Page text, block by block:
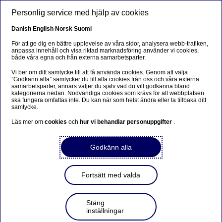
Sorry...
This page does not exist in your language. You will
be taken to a related page.
Stay on this page
Om oss
Dags för årets stora seglarmöte
- Nordea gör plats för samtal
Personlig service med hjälp av cookies
Danish English Norsk Suomi
För att ge dig en bättre upplevelse av våra sidor, analysera webb-trafiken,
anpassa innehåll och visa riktad marknadsföring använder vi cookies,
både våra egna och från externa samarbetsparter.
Vi ber om ditt samtycke till att få använda cookies. Genom att välja
”Godkänn alla” samtycker du till alla cookies från oss och våra externa
samarbetsparter, annars väljer du själv vad du vill godkänna bland
kategorierna nedan. Nödvändiga cookies som krävs för att webbplatsen
ska fungera omfattas inte. Du kan när som helst ändra eller ta tillbaka ditt
samtycke.
Läs mer omcookiesoch hur vi behandlar personuppgifter .
Godkänn alla
Fortsätt med valda
Stäng
inställningar